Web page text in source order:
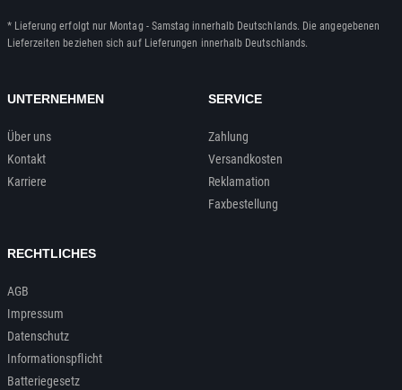
* Lieferung erfolgt nur Montag - Samstag innerhalb Deutschlands. Die angegebenen
Lieferzeiten beziehen sich auf Lieferungen innerhalb Deutschlands.
UNTERNEHMEN
Über uns
Kontakt
Karriere
SERVICE
Zahlung
Versandkosten
Reklamation
Faxbestellung
RECHTLICHES
AGB
Impressum
Datenschutz
Informationspflicht
Batteriegesetz